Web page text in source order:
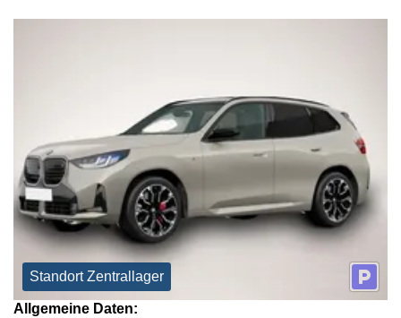
Standort Zentrallager
Allgemeine Daten: